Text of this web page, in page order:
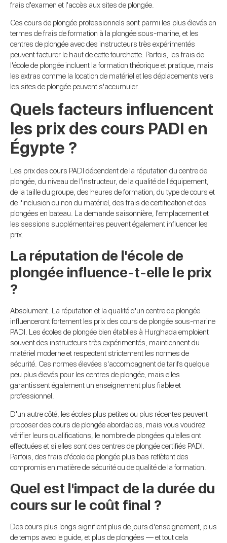
frais d'examen et l'accès aux sites de plongée.
Ces cours de plongée professionnels sont parmi les plus élevés en
termes de frais de formation à la plongée sous-marine, et les
centres de plongée avec des instructeurs très expérimentés
peuvent facturer le haut de cette fourchette. Parfois, les frais de
l'école de plongée incluent la formation théorique et pratique, mais
les extras comme la location de matériel et les déplacements vers
les sites de plongée peuvent s'accumuler.
Quels facteurs influencent
les prix des cours PADI en
Égypte ?
Les prix des cours PADI dépendent de la réputation du centre de
plongée, du niveau de l'instructeur, de la qualité de l'équipement,
de la taille du groupe, des heures de formation, du type de cours et
de l'inclusion ou non du matériel, des frais de certification et des
plongées en bateau. La demande saisonnière, l'emplacement et
les sessions supplémentaires peuvent également influencer les
prix.
La réputation de l'école de
plongée influence-t-elle le prix
?
Absolument. La réputation et la qualité d'un centre de plongée
influenceront fortement les prix des cours de plongée sous-marine
PADI. Les écoles de plongée bien établies à Hurghada emploient
souvent des instructeurs très expérimentés, maintiennent du
matériel moderne et respectent strictement les normes de
sécurité. Ces normes élevées s'accompagnent de tarifs quelque
peu plus élevés pour les centres de plongée, mais elles
garantissent également un enseignement plus fiable et
professionnel.
D'un autre côté, les écoles plus petites ou plus récentes peuvent
proposer des cours de plongée abordables, mais vous voudrez
vérifier leurs qualifications, le nombre de plongées qu'elles ont
effectuées et si elles sont des centres de plongée certifiés PADI.
Parfois, des frais d'école de plongée plus bas reflètent des
compromis en matière de sécurité ou de qualité de la formation.
Quel est l'impact de la durée du
cours sur le coût final ?
Des cours plus longs signifient plus de jours d'enseignement, plus
de temps avec le guide, et plus de plongées — et tout cela